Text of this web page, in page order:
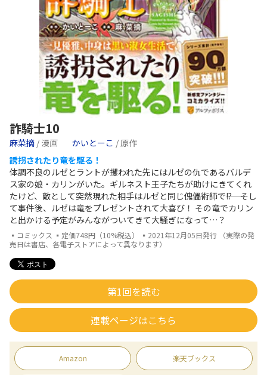
詐騎士10
麻菜摘 / 漫画 かいとーこ / 原作
誘拐されたり竜を駆る！
体調不良のルゼとラントが攫われた先にはルゼの仇であるバルデ
ス家の娘・カリンがいた。ギルネスト王子たちが助けにきてくれ
たけど、敵として突然現れた相手はルゼと同じ傀儡術師で――!? そし
て事件後、ルゼは竜をプレゼントされて大喜び！ その竜でカリン
と出かける予定がみんながついてきて大騒ぎになって…？
▪コミックス ▪定価748円（10%税込） ▪2021年12月05日発行 （実際の発
売日は書店、各電子ストアによって異なります）
第1回を読む
連載ページはこちら
Amazon 楽天ブックス